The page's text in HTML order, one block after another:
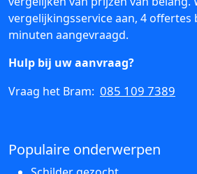
vergelijkingsservice aan, 4 offertes
minuten aangevraagd.
Hulp bij uw aanvraag?
Vraag het Bram: 085 109 7389
Populaire onderwerpen